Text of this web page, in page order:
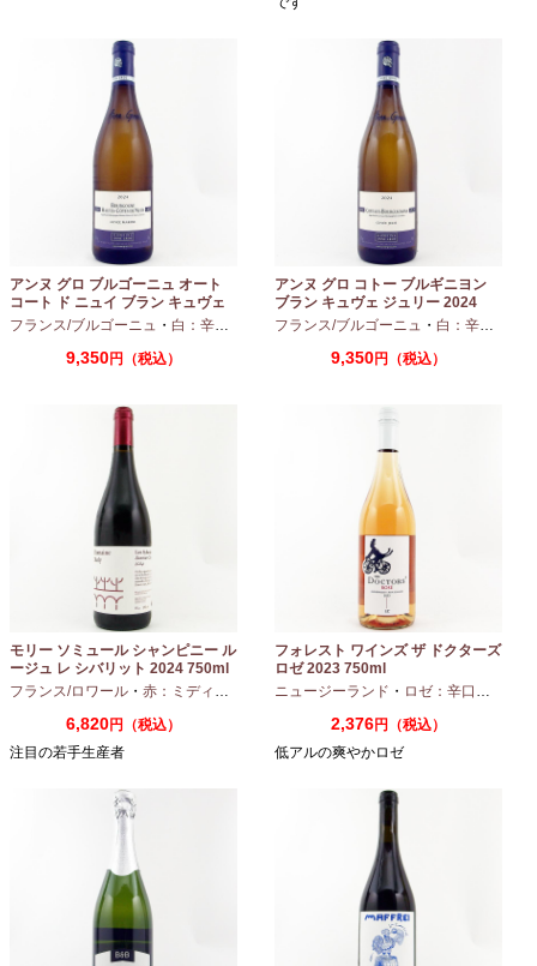
アンヌ グロ ブルゴーニュ オート
コート ド ニュイ ブラン キュヴェ
マリーヌ 2024 750ml
フランス/ブルゴーニュ ・ 白：辛口 シャルドネ
9,350円（税込）
アンヌ グロ コトー ブルギニヨン
ブラン キュヴェ ジュリー 2024
フランス/ブルゴーニュ ・ 白：辛口
9,350円（税込）
モリー ソミュール シャンピニー ル
ージュ レ シバリット 2024 750ml
フランス/ロワール ・ 赤：ミディアムボディ ・ カベルネフラン
6,820円（税込）
注目の若手生産者
フォレスト ワインズ ザ ドクターズ
ロゼ 2023 750ml
ニュージーランド ・ ロゼ：辛口
2,376円（税込）
低アルの爽やかロゼ